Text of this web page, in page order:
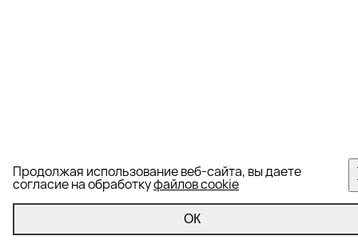
Продолжая использование веб-сайта, вы даете
согласие на обработкуфайлов cookie
ОК